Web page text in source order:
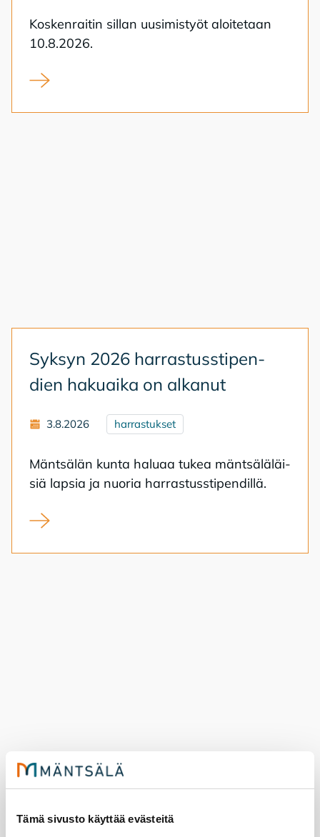
Tämä sivusto käyttää evästeitä
Kos­ken­rai­tin sil­lan uusi­mis­työt aloi­te­taan
10.8.2026.
Koskenraitin sillan uusiminen alkaa
Syk­syn 2026 har­ras­tuss­ti­pen­
dien ha­kuai­ka on al­ka­nut
3.8.2026 harrastukset
Mänt­sä­län kun­ta ha­lu­aa tu­kea mänt­sä­lä­läi­
siä lap­sia ja nuo­ria har­ras­tuss­ti­pen­dil­lä.
Syksyn 2026 harrastusstipendien hakuaika on alkanut
syk­sy 2026